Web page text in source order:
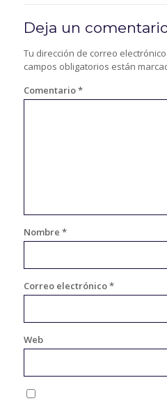
Deja un
Tu dirección de correo
campos obligatorios están
Comentario*
Nombre *
Correo electrónico*
Web